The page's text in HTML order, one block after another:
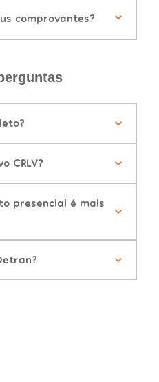
comprovantes?
CRLV?
presencial é mais